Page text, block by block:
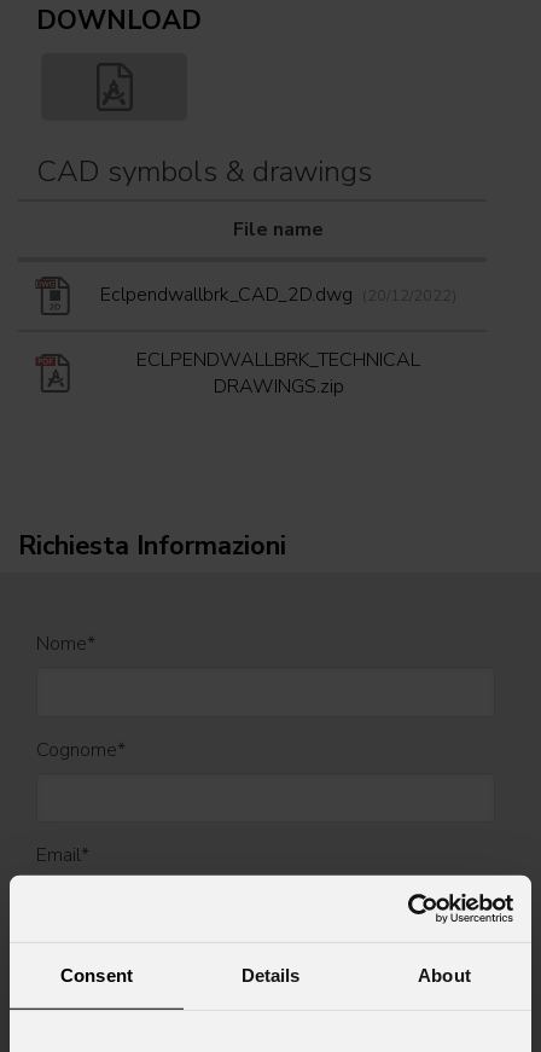
Consent Details About
DOWNLOAD
CAD symbols & drawings
File name
Eclpendwallbrk_CAD_2D.dwg (20/12/2022)
ECLPENDWALLBRK_TECHNICAL
DRAWINGS.zip
Richiesta Informazioni
Nome*
Cognome*
Email*